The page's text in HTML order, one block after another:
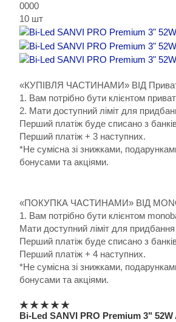
0000
10 шт
«КУПІВЛЯ ЧАСТИНАМИ» ВІД
1. Вам потрібно бути клієнтом
2. Мати доступний ліміт для
Перший платіж буде списано з
Перший платіж + 3 наступних.
*Не сумісна зі знижками,
бонусами та акціями.
«ПОКУПКА ЧАСТИНАМИ» ВІД
1. Вам потрібно бути клієнтом
Мати доступний ліміт для
Перший платіж буде списано з
Перший платіж + 4 наступних.
*Не сумісна зі знижками,
бонусами та акціями.
Bi-Led SANVI PRO Premium 3" 52W